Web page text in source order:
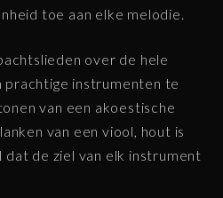
toe aan elke melodie.
over de hele
instrumenten te
van een akoestische
van een viool, hout is
de ziel van elk instrument